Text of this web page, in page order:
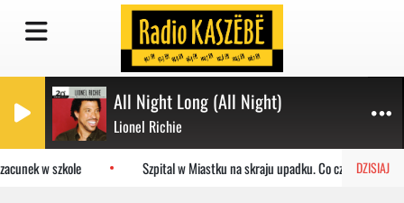
All Night Long (All Night)
Lionel Richie
DZISIAJ
w szkole Szpital w Miastku na skraju upadku. Co czeka